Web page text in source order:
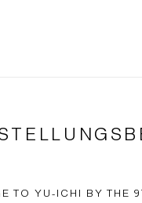
TO YU-ICHI BY THE